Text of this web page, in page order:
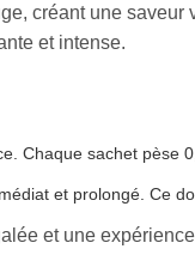
créant une
et intense.
Chaque sachet pèse
et prolongé. Ce
et une